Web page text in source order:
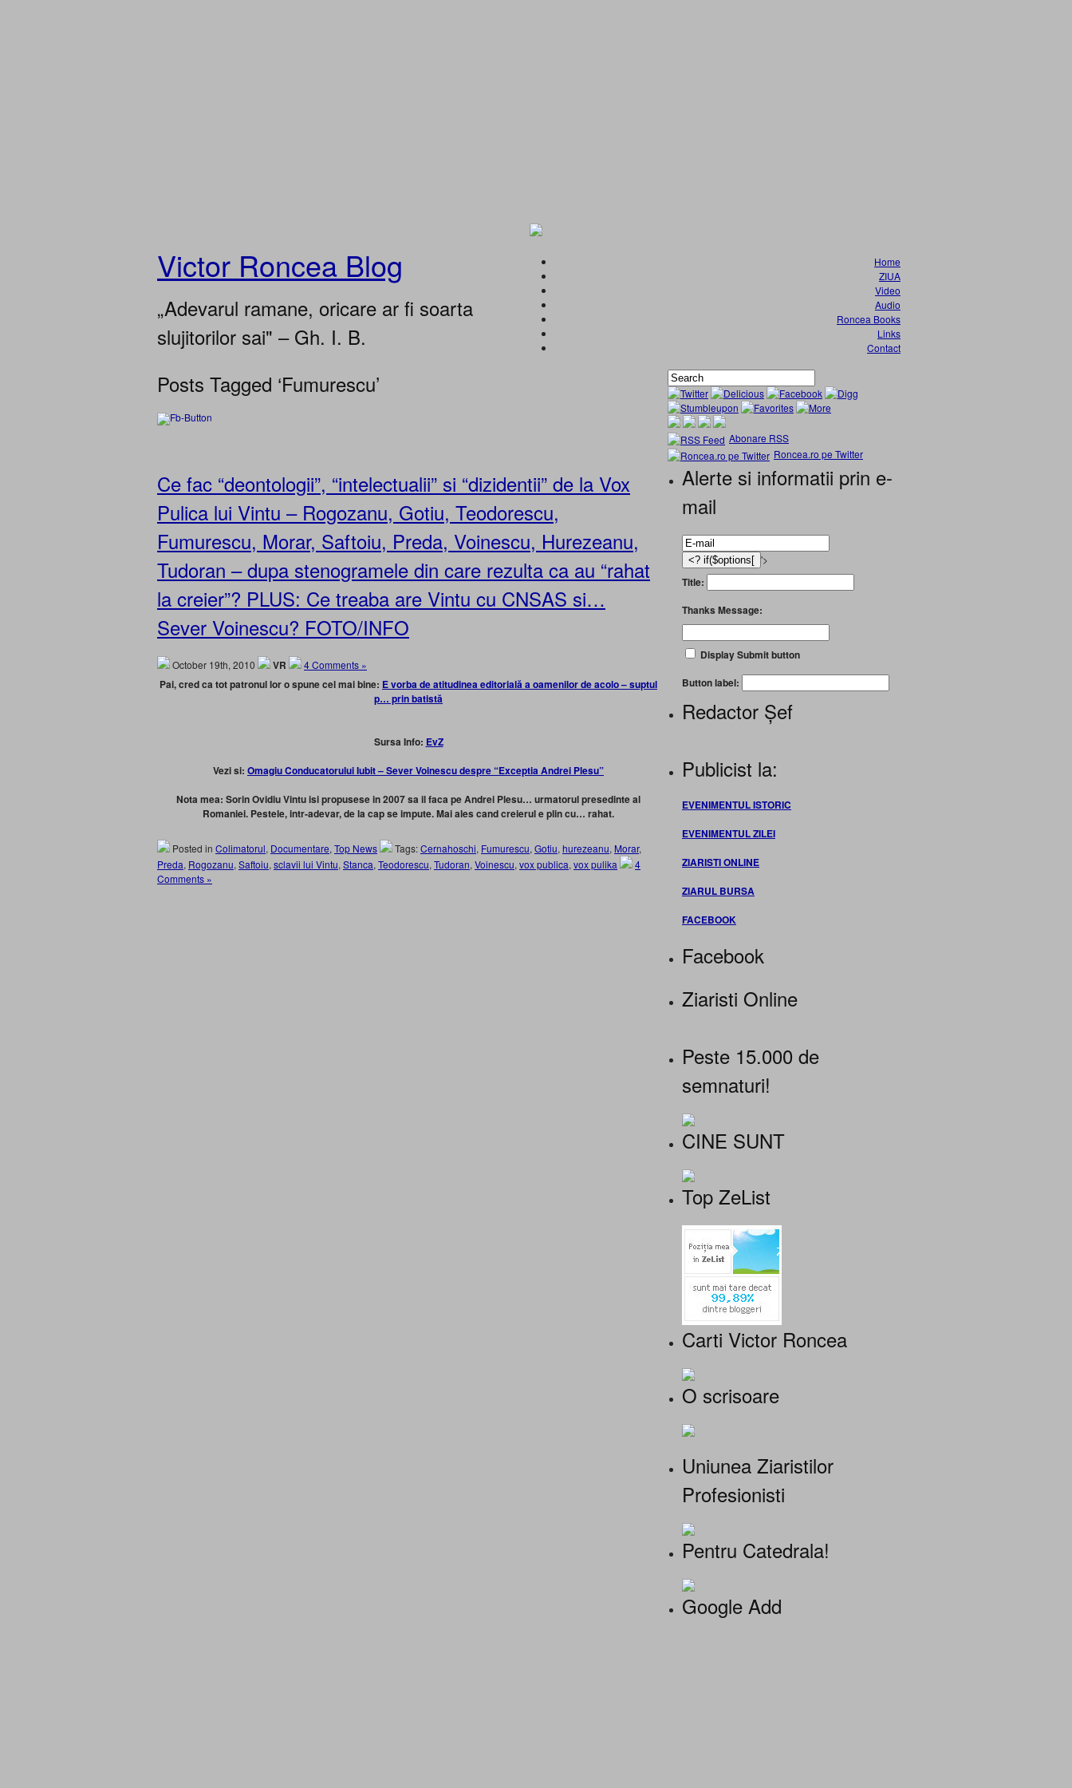
Victor Roncea Blog
„Adevarul ramane, oricare ar fi soarta
slujitorilor sai" – Gh. I. B.
Home
ZIUA
Video
Audio
Roncea Books
Links
Contact
Posts Tagged ‘Fumurescu’
Ce fac “deontologii”, “intelectualii” si “dizidentii” de la Vox
Pulica lui Vintu – Rogozanu, Gotiu, Teodorescu,
Fumurescu, Morar, Saftoiu, Preda, Voinescu, Hurezeanu,
Tudoran – dupa stenogramele din care rezulta ca au “rahat
la creier”? PLUS: Ce treaba are Vintu cu CNSAS si…
Sever Voinescu? FOTO/INFO
October 19th, 2010 VR 4 Comments »
Pai, cred ca tot patronul lor o spune cel mai bine: E vorba deatitudinea editorială a oamenilor de acolo – suptul
p… prin batistă
Sursa Info: EvZ
Vezi si: Omagiu Conducatorului Iubit – Sever Voinescu despre “Exceptia Andrei Plesu”
Nota mea: Sorin Ovidiu Vintu isi propusese in 2007 sa il faca pe Andrei Plesu… urmatorul presedinte al
Romaniei. Pestele, intr-adevar, de la cap se impute. Mai ales cand creierul e plin cu… rahat.
Posted in Colimatorul, Documentare, Top News Tags:Cernahoschi, Fumurescu, Gotiu, hurezeanu, Morar,
Preda, Rogozanu, Saftoiu, sclavii lui Vintu, Stanca, Teodorescu, Tudoran, Voinescu, vox publica, vox pulika
4
Comments »
Abonare RSS
Roncea.ro pe Twitter
Alerte si informatii prin e-
mail
'>
Title:
Thanks Message:
Display Submit button
Button label:
Redactor Șef
Publicist la:
EVENIMENTUL ISTORIC
EVENIMENTUL ZILEI
ZIARISTI ONLINE
ZIARUL BURSA
FACEBOOK
Facebook
Ziaristi Online
Peste 15.000 de
semnaturi!
CINE SUNT
Top ZeList
Carti Victor Roncea
O scrisoare
Uniunea Ziaristilor
Profesionisti
Pentru Catedrala!
Google Add